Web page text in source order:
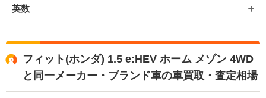
英数
フィット(ホンダ) 1.5 e:HEV ホーム メゾン 4WD
と同一メーカー・ブランド車の車買取・査定相場